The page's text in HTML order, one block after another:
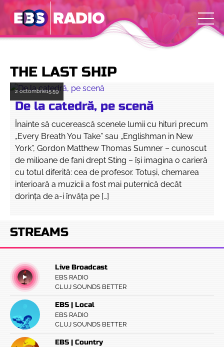
THE LAST SHIP
2 octombrie15:59
De la catedră, pe scenă
Înainte să cucerească scenele lumii cu hituri precum
„Every Breath You Take” sau „Englishman in New
York”, Gordon Matthew Thomas Sumner – cunoscut
de milioane de fani drept Sting – își imagina o carieră
cu totul diferită: cea de profesor. Totuşi, chemarea
interioară a muzicii a fost mai puternică decât
dorinţa de a-i învăţa pe […]
STREAMS
Live Broadcast
EBS RADIO
CLUJ SOUNDS BETTER
EBS | Local
EBS RADIO
CLUJ SOUNDS BETTER
EBS | Country